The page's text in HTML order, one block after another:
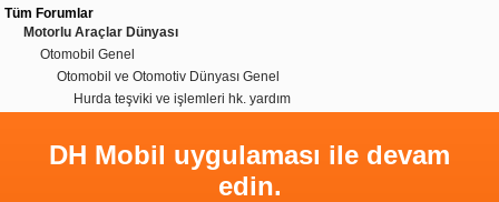
Tüm Forumlar
Motorlu Araçlar Dünyası
Otomobil Genel
Otomobil ve Otomotiv Dünyası Genel
Hurda teşviki ve işlemleri hk. yardım
DH Mobil uygulaması ile devam
edin.